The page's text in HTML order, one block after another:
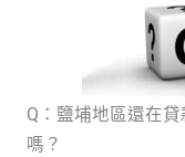
Q：鹽埔地區還在
嗎？